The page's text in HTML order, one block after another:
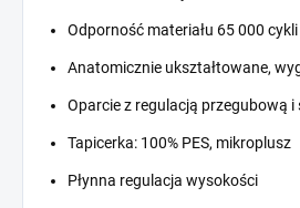
Odporność materiału 65 000 cykli
Anatomicznie ukształtowane,
Oparcie z regulacją przegubową
Tapicerka: 100% PES, mikroplusz
Płynna regulacja wysokości